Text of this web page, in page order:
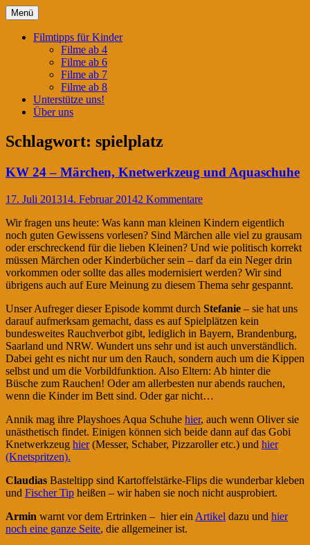
Springe
zum
InhaltKinderwahnsinn
Menü
Filmtipps für Kinder
Filme ab 4
Filme ab 6
Filme ab 7
Filme ab 8
Unterstütze uns!
Über uns
Schlagwort: spielplatz
KW 24 – Märchen, Knetwerkzeug und Aquaschuhe
17. Juli 201314. Februar 20142 Kommentare
Wir fragen uns heute: Was kann man kleinen Kindern eigentlich
noch guten Gewissens vorlesen? Sind Märchen alle viel zu grausam
oder erschreckend für die lieben Kleinen? Und wie politisch korrekt
müssen Märchen oder Kinderbücher sein – darf da ein Neger drin
vorkommen oder sollte das alles modernisiert werden? Wir sind
übrigens auch auf Eure Meinung zu diesem Thema sehr gespannt.
Unser Aufreger dieser Episode kommt durch Stefanie – sie hat uns
darauf aufmerksam gemacht, dass es auf Spielplätzen kein
bundesweites Rauchverbot gibt, lediglich in Bayern, Brandenburg,
Saarland und NRW. Wundert uns sehr und ist auch unverständlich.
Dabei geht es nicht nur um den Rauch, sondern auch um die Kippen
selbst und um die Vorbildfunktion. Also Eltern: Ab hinter die
Büsche zum Rauchen! Oder am allerbesten nur abends rauchen,
wenn die Kinder im Bett sind. Oder gar nicht…
Annik mag ihre Playshoes Aqua Schuhe hier, auch wenn Oliver sie
unästhetisch findet. Einigen können sich beide dann auf das Gobi
Knetwerkzeug hier(Messer, Schaber, Pizzaroller etc.) und hier
(Knetspritzen).
Claudias Basteltipp sind Kartoffelstärke-Flips die wunderbar kleben
und Fischer Tip heißen – wir haben sie noch nicht ausprobiert.
Armin warnt vor dem Ertrinken – hier ein Artikel dazu und hier
noch eine ganze Seite, die allgemeiner ist.